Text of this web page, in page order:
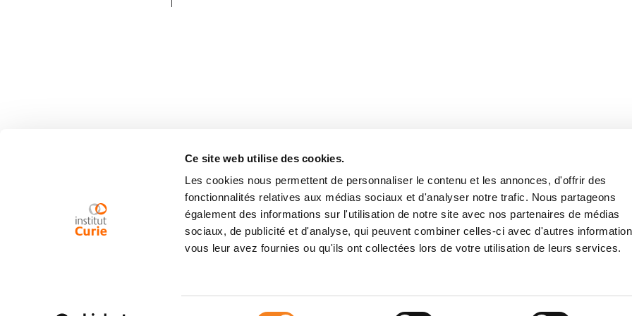
Ce site web utilise des cookies.
Les cookies nous permettent de personnaliser le contenu et les annonces, d'offrir des
fonctionnalités relatives aux médias sociaux et d'analyser notre trafic. Nous partageons
également des informations sur l'utilisation de notre site avec nos partenaires de médias
sociaux, de publicité et d'analyse, qui peuvent combiner celles-ci avec d'autres
vous leur avez fournies ou qu'ils ont collectées lors de votre utilisation de leurs services.
Mentions légales